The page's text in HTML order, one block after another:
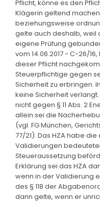
Pflicht, könne es den
Klägerin geltend
beziehungsweise
gelte auch deshalb, weil
eigene Prüfung
vom 14.06.2017 - C-26/
dieser Pflicht
Steuerpflichtige gegen
Sicherheit zu erbringen.
keine Sicherheit
nicht gegen § 11 Abs. 2
allein sei die
(vgl. FG München,
77/21). Das HZA habe
Validierungen
Steueraussetzung
Erklärung sei das HZA
wenn in der Validierung
des § 118 der
dann gelte, wenn er